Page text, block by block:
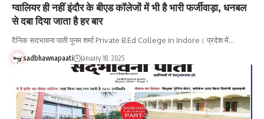
ग्वालियर ही नहीं इंदौर के बीएड कॉलेजों में भी है भारी फर्जीवाड़ा, धनबल
से दबा दिया जाता है हर बार
दैनिक सदभावना पाती पूनम शर्मा Private B.Ed College in Indore। प्रदेश में…
sadbhawnapaati January 18, 2025